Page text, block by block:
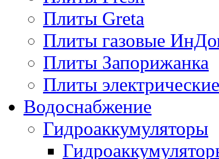
Плиты Greta
Плиты газовые
Плиты Запорижанка
Плиты
Водоснабжение
Гидроаккумуляторы